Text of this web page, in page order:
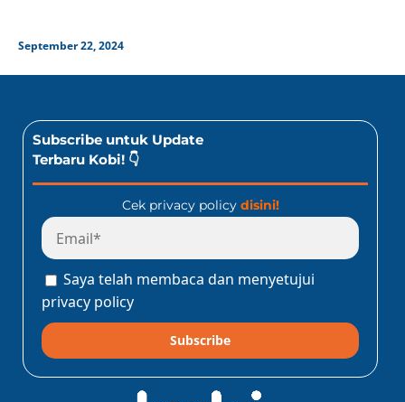
September 22, 2024
Subscribe untuk Update
Terbaru Kobi! 👇
Cek privacy policy disini!
Saya telah membaca dan menyetujui
privacy policy
Subscribe